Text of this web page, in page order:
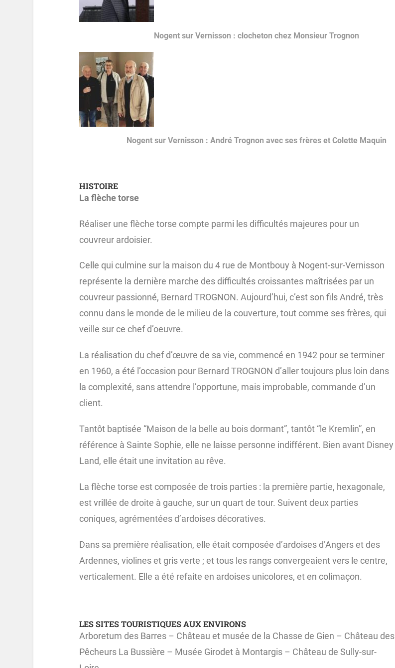
Nogent sur Vernisson : clocheton chez Monsieur Trognon
Nogent sur Vernisson : André Trognon avec ses frères et Colette Maquin
HISTOIRE
La flèche torse
Réaliser une flèche torse compte parmi les difficultés majeures pour un
couvreur ardoisier.
Celle qui culmine sur la maison du 4 rue de Montbouy à Nogent-sur-Vernisson
représente la dernière marche des difficultés croissantes maîtrisées par un
couvreur passionné, Bernard TROGNON. Aujourd’hui, c’est son fils André, très
connu dans le monde de le milieu de la couverture, tout comme ses frères, qui
veille sur ce chef d’oeuvre.
La réalisation du chef d’œuvre de sa vie, commencé en 1942 pour se terminer
en 1960, a été l’occasion pour Bernard TROGNON d’aller toujours plus loin dans
la complexité, sans attendre l’opportune, mais improbable, commande d’un
client.
Tantôt baptisée “Maison de la belle au bois dormant”, tantôt “le Kremlin”, en
référence à Sainte Sophie, elle ne laisse personne indifférent. Bien avant Disney
Land, elle était une invitation au rêve.
La flèche torse est composée de trois parties : la première partie, hexagonale,
est vrillée de droite à gauche, sur un quart de tour. Suivent deux parties
coniques, agrémentées d’ardoises décoratives.
Dans sa première réalisation, elle était composée d’ardoises d’Angers et des
Ardennes, violines et gris verte ; et tous les rangs convergeaient vers le centre,
verticalement. Elle a été refaite en ardoises unicolores, et en colimaçon.
LES SITES TOURISTIQUES AUX ENVIRONS
Arboretum des Barres – Château et musée de la Chasse de Gien – Château des
Pêcheurs La Bussière – Musée Girodet à Montargis – Château de Sully-sur-